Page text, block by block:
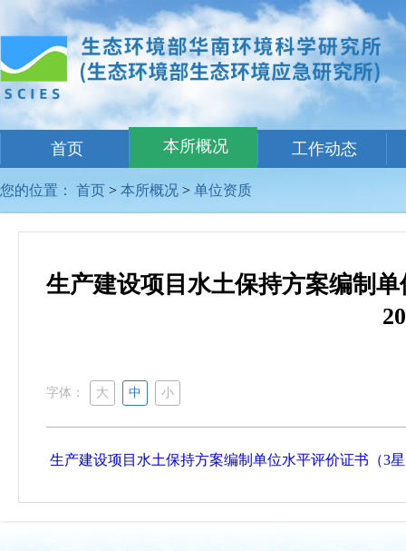
首页 本所概况 工作动态
您的位置： 首页 > 本所概况 > 单位资质
生产建设项目水土保持方案编制
字体： 大 中 小
生产建设项目水土保持方案编制单位水平评价证书（3